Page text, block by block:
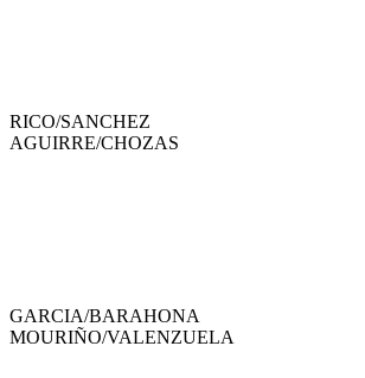
RICO/SANCHEZ
AGUIRRE/CHOZAS
GARCIA/BARAHONA
MOURIÑO/VALENZUELA